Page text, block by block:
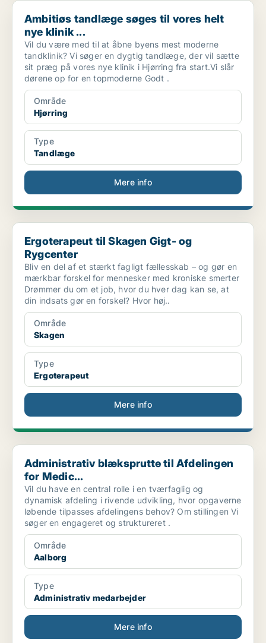
Ambitiøs tandlæge søges til vores helt nye klinik ...
Ambitiøs tandlæge søges til vores helt
nye klinik ...
Vil du være med til at åbne byens mest moderne
tandklinik? Vi søger en dygtig tandlæge, der vil sætte
sit præg på vores nye klinik i Hjørring fra start.Vi slår
dørene op for en topmoderne Godt .
Område
Hjørring
Type
Tandlæge
Mere info
Ergoterapeut til Skagen Gigt- og Rygcenter
Ergoterapeut til Skagen Gigt- og
Rygcenter
Bliv en del af et stærkt fagligt fællesskab – og gør en
mærkbar forskel for mennesker med kroniske smerter
Drømmer du om et job, hvor du hver dag kan se, at
din indsats gør en forskel? Hvor høj..
Område
Skagen
Type
Ergoterapeut
Mere info
Administrativ blæksprutte til Afdelingen for Medic...
Administrativ blæksprutte til Afdelingen
for Medic...
Vil du have en central rolle i en tværfaglig og
dynamisk afdeling i rivende udvikling, hvor opgaverne
løbende tilpasses afdelingens behov? Om stillingen Vi
søger en engageret og struktureret .
Område
Aalborg
Type
Administrativ medarbejder
Mere info